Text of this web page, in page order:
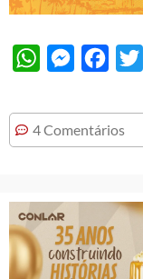
WhatsAppMessenger
4 Comentários